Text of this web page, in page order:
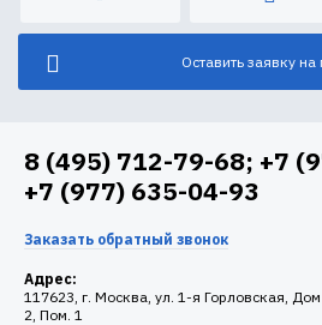
Оставить заявку
8 (495) 712-79-68; +7
+7 (977) 635-04-93
Заказать обратный звонок
Адрес:
117623, г. Москва, ул. 1-я Горловская,
2, Пом. 1